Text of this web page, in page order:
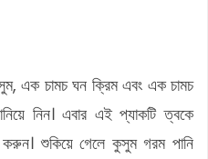
এক চামচ ঘন ক্রিম এবং এক চামচ
নিন। এবার এই প্যাকটি ত্বকে
করুন। শুকিয়ে গেলে কুসুম গরম পানি